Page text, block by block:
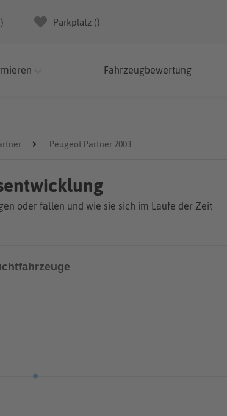
) Parkplatz ()
Fahrzeugbewertung
Peugeot Partner 2003
oder fallen und wie sie sich im Laufe der Zeit